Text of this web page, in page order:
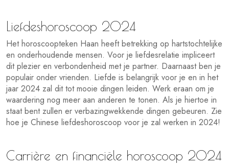
Liefdeshoroscoop 2024
Het horoscoopteken Haan heeft betrekking op hartstochtelijke
en onderhoudende mensen. Voor je liefdesrelatie impliceert
dit plezier en verbondenheid met je partner. Daarnaast ben je
populair onder vrienden. Liefde is belangrijk voor je en in het
jaar 2024 zal dit tot mooie dingen leiden. Werk eraan om je
waardering nog meer aan anderen te tonen. Als je hiertoe in
staat bent zullen er verbazingwekkende dingen gebeuren. Zie
hoe je Chinese liefdeshoroscoop voor je zal werken in 2024!
Carrière en financiële horoscoop 2024